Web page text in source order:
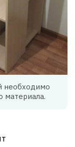
необходимо
материала.